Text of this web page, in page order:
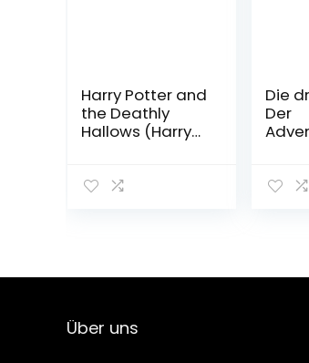
Harry Potter and
the Deathly
Hallows (Harry
April 22, 2011
Die
Der
Extra:
Über uns